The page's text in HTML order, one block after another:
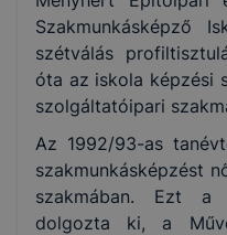
Szakmunkásképző
szétválás
óta az iskola képzési
szolgáltatóipari
Az 1992/93-as
szakmunkásképzést
szakmában. Ezt a
dolgozta ki, a